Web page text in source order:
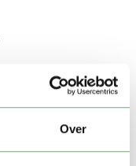
Over